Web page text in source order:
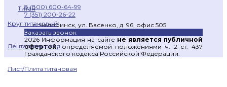
Титан
Круг титановый
Лента титановая
Лист/Плита титановая
8 (800) 600-64-99
7 (351) 200-26-22
г. Челябинск, ул. Васенко, д. 96, офис 505
Заказать звонок
2026 Информация на сайте не является публичной
офертой, определяемой положениями ч. 2 ст. 437
Гражданского кодекса Российской Федерации.